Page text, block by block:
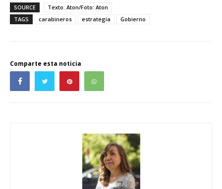
SOURCE
Texto: Aton/Foto: Aton
TAGS
carabineros estrategia Gobierno
Comparte esta noticia